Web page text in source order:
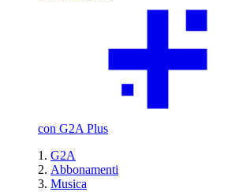
con G2A Plus
G2A
Abbonamenti
Musica